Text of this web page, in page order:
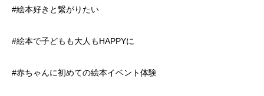
#絵本好きと繋がりたい
#絵本で子どもも大人もHAPPYに
#赤ちゃんに初めての絵本イベント体験